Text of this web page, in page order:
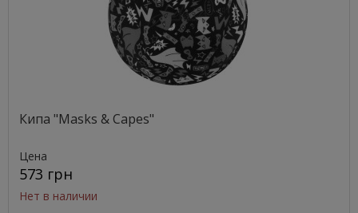
Кипа "Masks & Capes"
Цена
573 грн
Нет в наличии